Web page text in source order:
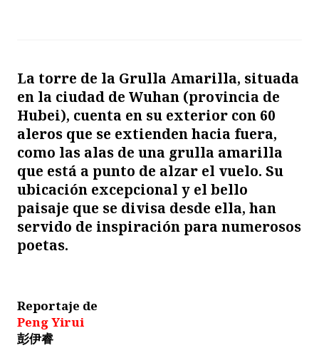
La torre de la Grulla Amarilla, situada
en la ciudad de Wuhan (provincia de
Hubei), cuenta en su exterior con 60
aleros que se extienden hacia fuera,
como las alas de una grulla amarilla
que está a punto de alzar el vuelo. Su
ubicación excepcional y el bello
paisaje que se divisa desde ella, han
servido de inspiración para numerosos
poetas.
Reportaje de
Peng Yirui
彭伊睿